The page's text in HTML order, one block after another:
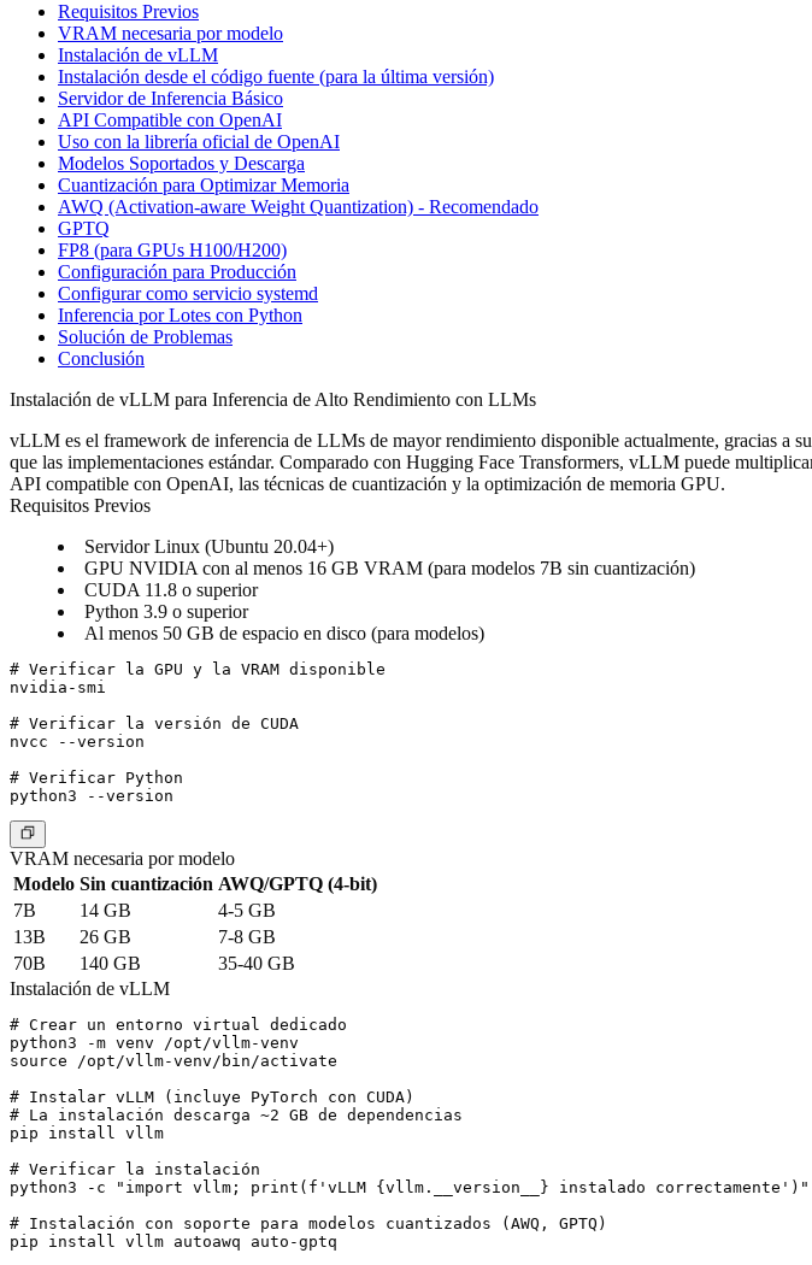
Requisitos Previos
VRAM necesaria por modelo
Instalación de vLLM
Instalación desde el código fuente (para la última versión)
Servidor de Inferencia Básico
API Compatible con OpenAI
Uso con la librería oficial de OpenAI
Modelos Soportados y Descarga
Cuantización para Optimizar Memoria
AWQ (Activation-aware Weight Quantization) - Recomendado
GPTQ
FP8 (para GPUs H100/H200)
Configuración para Producción
Configurar como servicio systemd
Inferencia por Lotes con Python
Solución de Problemas
Conclusión
Instalación de vLLM para Inferencia de Alto Rendimiento con LLMs
vLLM es el framework de inferencia de LLMs de mayor rendimiento disponible actualmente, gracias a
que las implementaciones estándar. Comparado con Hugging Face Transformers, vLLM puede
API compatible con OpenAI, las técnicas de cuantización y la optimización de memoria GPU.
Requisitos Previos
Servidor Linux (Ubuntu 20.04+)
GPU NVIDIA con al menos 16 GB VRAM (para modelos 7B sin cuantización)
CUDA 11.8 o superior
Python 3.9 o superior
Al menos 50 GB de espacio en disco (para modelos)
# Verificar la GPU y la VRAM disponible
nvidia-smi
# Verificar la versión de CUDA
nvcc --version
# Verificar Python
VRAM necesaria por modelo
Modelo Sin cuantización AWQ/GPTQ (4-bit)
7B
14 GB
4-5 GB
13B
26 GB
7-8 GB
70B
140 GB
35-40 GB
Instalación de vLLM
# Crear un entorno virtual dedicado
python3 -m venv /opt/vllm-venv
source /opt/vllm-venv/bin/activate
# Instalar vLLM (incluye PyTorch con CUDA)
# La instalación descarga ~2 GB de dependencias
pip install vllm
# Verificar la instalación
python3 -c "import vllm; print(f'vLLM {vllm.__version__} instalado correctamente')"
# Instalación con soporte para modelos cuantizados (AWQ, GPTQ)